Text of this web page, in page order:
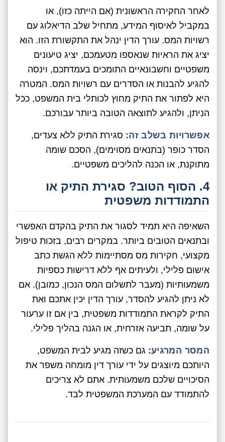
לאחר החקירה הראשונית (אם הייתה כזו), או
במקביל לאיסוף המידע, מתחיל שלב הדיאלוג עם
רשויות המס. עורך הדין ינהל את התקשורת הזו. הוא
יציג את הראיות שנאספו מטעמכם, יציג טיעונים
משפטיים וחשבונאיים התומכים בעמדתכם, וינסה
להגיע להבנות או הסדרים עם רשויות המס. המטרה
היא לפתור את התיק מחוץ לכותלי בית המשפט, ככל
הניתן, ולהגיע לתוצאה הטובה ביותר עבורכם.
אפשרויות בשלב זה: סגירת התיק ללא צעדים,
הסדר כופר (בתנאים מסוימים), הסכם שומה
מתוקנת, או הכנה להליכים משפטיים.
4. הסוף הטוב? סגירת התיק או
התמודדות משפטית
השאיפה היא תמיד לסגור את התיק בהקדם האפשרי
ובתנאים הטובים ביותר. במקרים רבים, בזכות טיפול
מקצועי, חקירות מס מסתיימות ללא הגשת כתב
אישום פלילי, ולעיתים אף ללא דרישות כספיות
משמעותיות (מעבר לתשלום המס הנכון, כמובן). אם
לא ניתן להגיע להסדר, עורך הדין יכין אתכם ואת
התיק לקראת התמודדות משפטית, בין אם זו ערעור
על שומה, תביעה אזרחית, או הגנה בהליך פלילי.
המסר המרגיע: גם כשזה מגיע לבית המשפט,
היותכם מיוצגים על ידי עורך דין מומחה משפר את
הסיכויים שלכם משמעותית. אתם לא צריכים
להתמודד עם המערכת המשפטית לבד.